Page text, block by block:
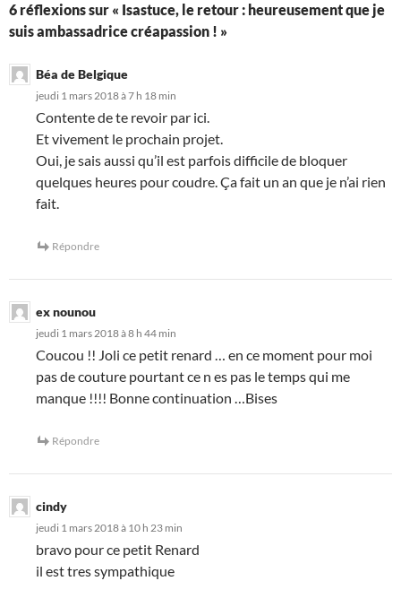
6 réflexions sur « Isastuce, le retour : heureusement que je
suis ambassadrice créapassion ! »
Béa de Belgique
jeudi 1 mars 2018 à 7 h 18 min
Contente de te revoir par ici.
Et vivement le prochain projet.
Oui, je sais aussi qu’il est parfois difficile de bloquer
quelques heures pour coudre. Ça fait un an que je n’ai rien
fait.
Répondre
ex nounou
jeudi 1 mars 2018 à 8 h 44 min
Coucou !! Joli ce petit renard … en ce moment pour moi
pas de couture pourtant ce n es pas le temps qui me
manque !!!! Bonne continuation …Bises
Répondre
cindy
jeudi 1 mars 2018 à 10 h 23 min
bravo pour ce petit Renard
il est tres sympathique